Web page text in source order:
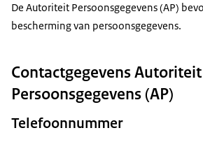
De Autoriteit Persoonsgegevens (AP)
bescherming van persoonsgegevens.
Contactgegevens Autoriteit
Persoonsgegevens (AP)
Telefoonnummer